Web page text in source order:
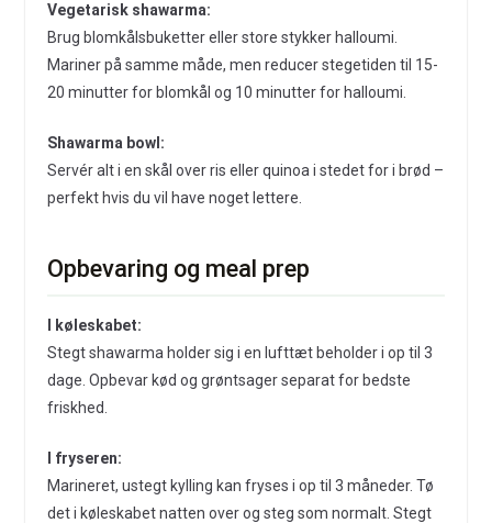
Vegetarisk shawarma:
Brug blomkålsbuketter eller store stykker halloumi.
Mariner på samme måde, men reducer stegetiden til 15-
20 minutter for blomkål og 10 minutter for halloumi.
Shawarma bowl:
Servér alt i en skål over ris eller quinoa i stedet for i brød –
perfekt hvis du vil have noget lettere.
Opbevaring og meal prep
I køleskabet:
Stegt shawarma holder sig i en lufttæt beholder i op til 3
dage. Opbevar kød og grøntsager separat for bedste
friskhed.
I fryseren:
Marineret, ustegt kylling kan fryses i op til 3 måneder. Tø
det i køleskabet natten over og steg som normalt. Stegt